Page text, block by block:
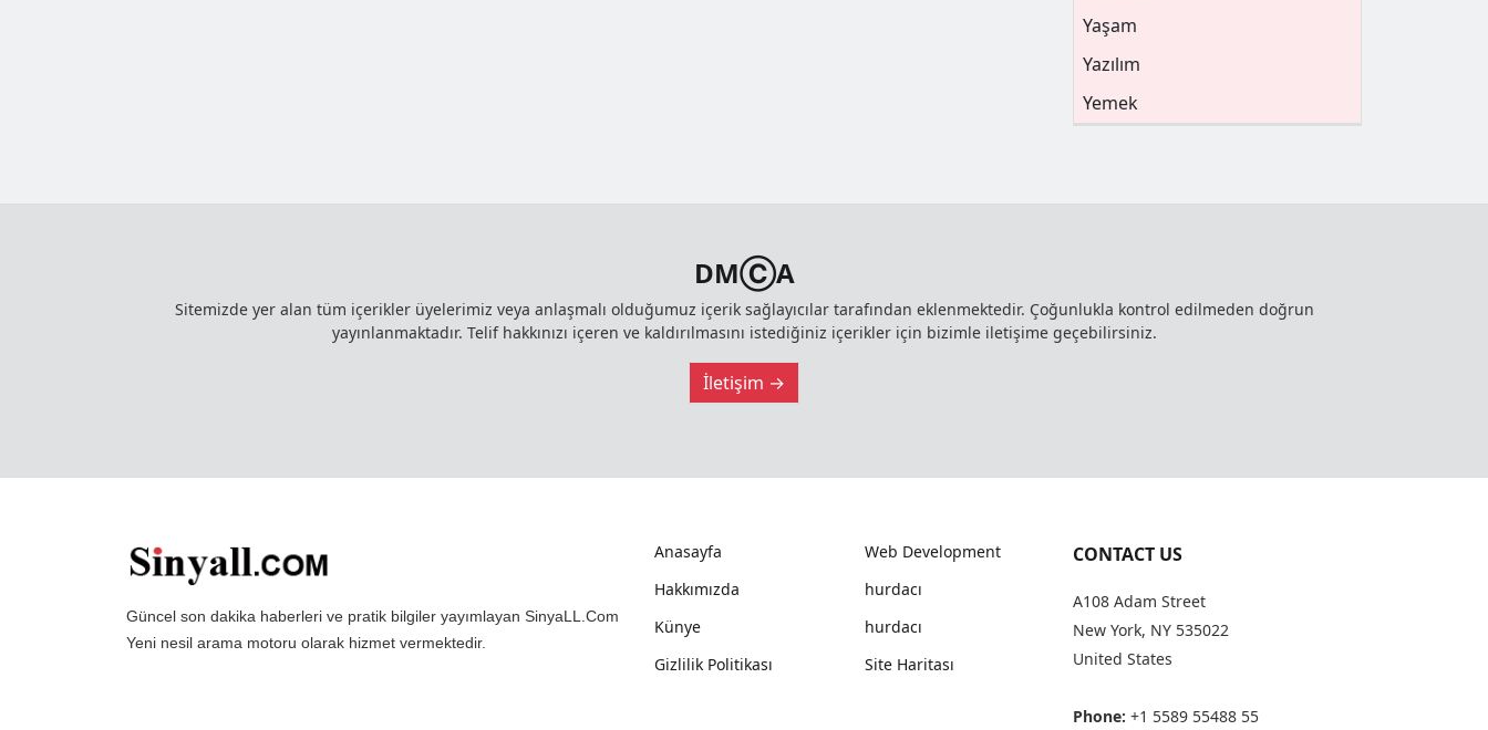
Yaşam
Yazılım
Yemek
DMⒸA
Sitemizde yer alan tüm içerikler üyelerimiz veya anlaşmalı olduğumuz içerik sağlayıcılar tarafından eklenmektedir. Çoğunlukla kontrol edilmeden doğrun
yayınlanmaktadır. Telif hakkınızı içeren ve kaldırılmasını istediğiniz içerikler için bizimle iletişime geçebilirsiniz.
İletişim →
Güncel son dakika haberleri ve pratik bilgiler yayımlayan SinyaLL.Com
Yeni nesil arama motoru olarak hizmet vermektedir.
Anasayfa
Hakkımızda
Künye
Gizlilik Politikası
Web Development
hurdacı
hurdacı
Site Haritası
CONTACT US
A108 Adam Street
New York, NY 535022
United States
Phone: +1 5589 55488 55